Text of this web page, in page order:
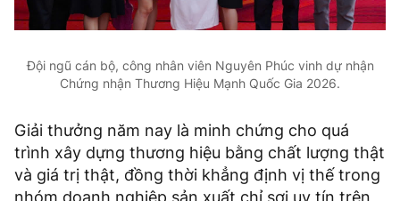
Đội ngũ cán bộ, công nhân viên Nguyên Phúc vinh dự nhận
Chứng nhận Thương Hiệu Mạnh Quốc Gia 2026.
Giải thưởng năm nay là minh chứng cho quá
trình xây dựng thương hiệu bằng chất lượng thật
và giá trị thật, đồng thời khẳng định vị thế trong
nhóm doanh nghiệp sản xuất chỉ sợi uy tín trên